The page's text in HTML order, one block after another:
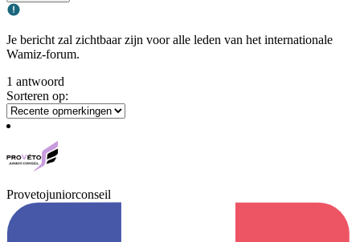
Je bericht zal zichtbaar zijn voor alle leden van het internationale
Wamiz-forum.
1 antwoord
Sorteren op:
Provetojuniorconseil